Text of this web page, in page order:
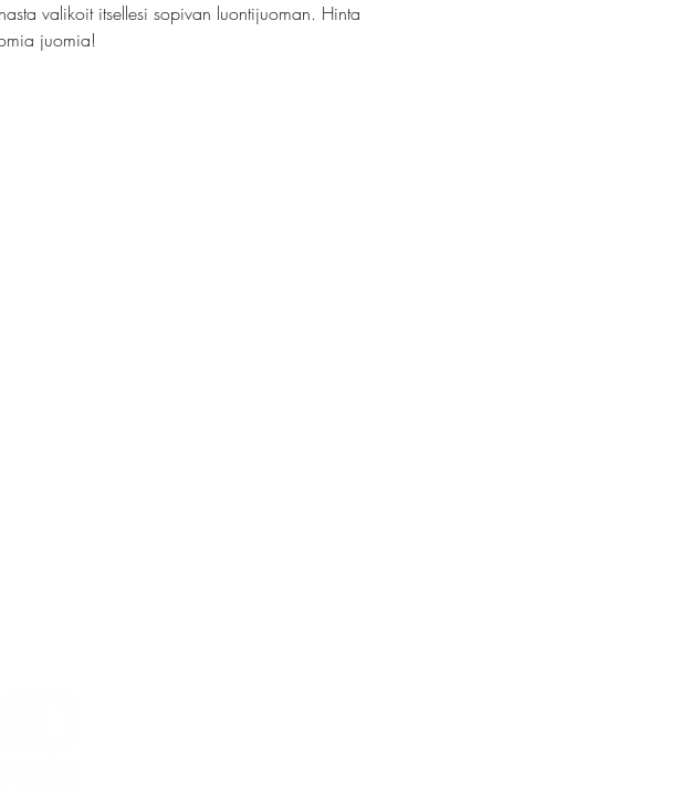
valikoit itsellesi sopivan luontijuoman. Hinta
juomia!